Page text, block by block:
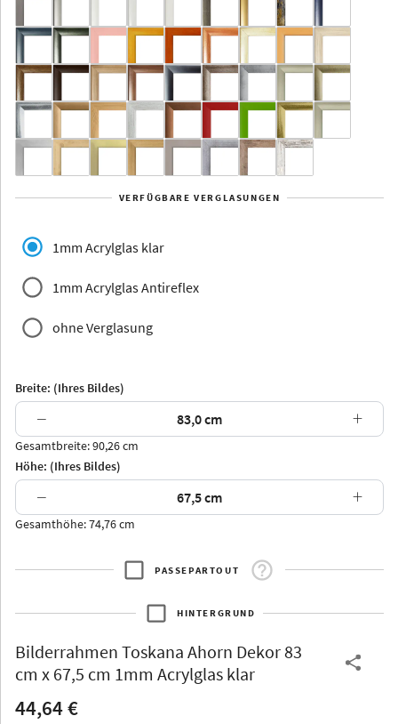
Aluminium
Yukon Alaska
Jersey Dauphine
Arran Luzern
Thurgau
VERFÜGBARE VERGLASUNGEN
1mm Acrylglas klar
1mm Acrylglas Antireflex
ohne Verglasung
Breite: (Ihres Bildes)
− +
Gesamtbreite: 90,26 cm
Höhe: (Ihres Bildes)
− +
Gesamthöhe: 74,76 cm
PASSEPARTOUT
HINTERGRUND
Bilderrahmen Toskana Ahorn Dekor 83
cm x 67,5 cm 1mm Acrylglas klar
44,64 €